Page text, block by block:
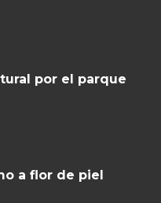
por el parque
a flor de piel